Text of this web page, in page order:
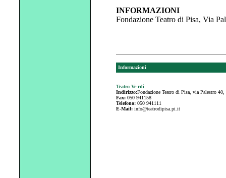
INFORMAZIONI
Fondazione Teatro di Pisa, Via
Informazioni
Teatro Ve rdi
Indirizzo:Fondazione Teatro di Pisa, via Palestro 40,
Fax: 050 941158
Telefono: 050 941111
E-Mail: info@teatrodipisa.pi.it